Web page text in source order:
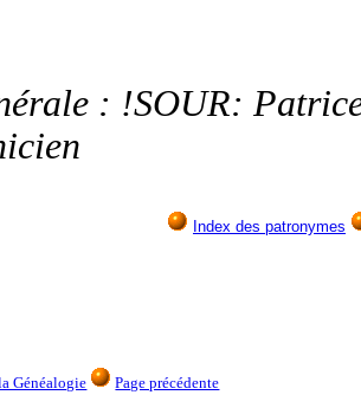
: !SOUR:
Index des patronymes
Généalogie Page précédente